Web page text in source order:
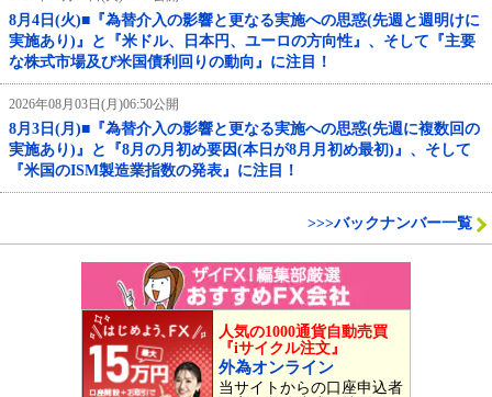
8月4日(火)■『為替介入の影響と更なる実施への思惑(先週と週明けに
実施あり)』と『米ドル、日本円、ユーロの方向性』、そして『主要
な株式市場及び米国債利回りの動向』に注目！
2026年08月03日(月)06:50公開
8月3日(月)■『為替介入の影響と更なる実施への思惑(先週に複数回の
実施あり)』と『8月の月初め要因(本日が8月月初め最初)』、そして
『米国のISM製造業指数の発表』に注目！
>>>バックナンバー一覧
人気の1000通貨自動売買
『iサイクル注文』
外為オンライン
当サイトからの口座申込者